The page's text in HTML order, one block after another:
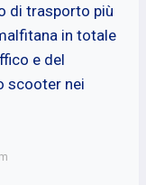
di trasporto più
in totale
e del
scooter nei